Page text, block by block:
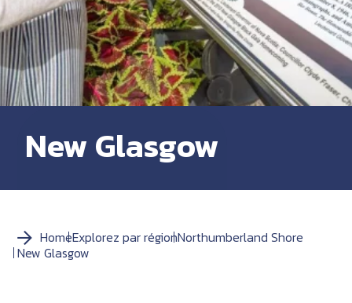
New Glasgow
HomeExplorez par régionNorthumberland Shore
New Glasgow